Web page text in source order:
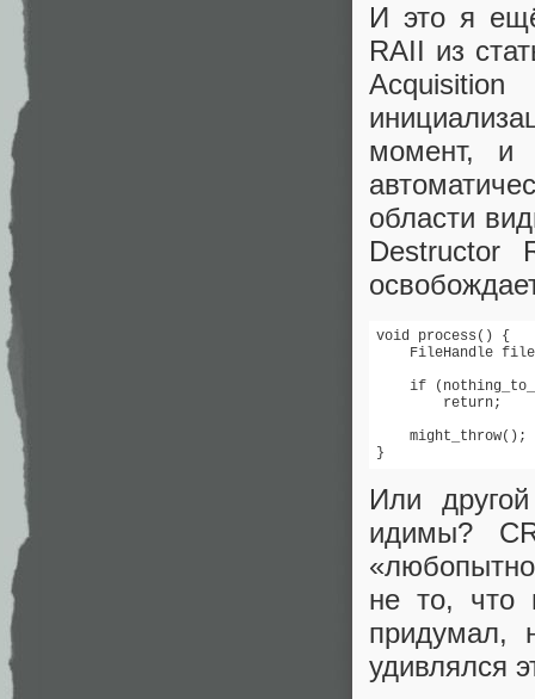
И это я
RAII из
Acquisition
момент, и
области
Destructor
void process() {
FileHandle
if
return;
might_throw();
}
Или
идимы?
не то, что
придумал,
удивлялся